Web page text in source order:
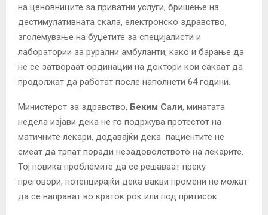
на ценовниците за приватни услуги, бришење на
дестимулативната скала, електронско здравство,
зголемување на буџетите за специјалисти и
лаборатории за рурални амбуланти, како и барање да
не се затвораат ординации на доктори кои сакаат да
продолжат да работат после наполнети 64 години.
Министерот за здравство, Беким Сали, минатата
недела изјави дека не го подржува протестот на
матичните лекари, додавајќи дека пациентите не
смеат да трпат поради незадоволството на лекарите.
Тој повика проблемите да се решаваат преку
преговори, потенцирајќи дека вакви промени не можат
да се направат во краток рок или под притисок.